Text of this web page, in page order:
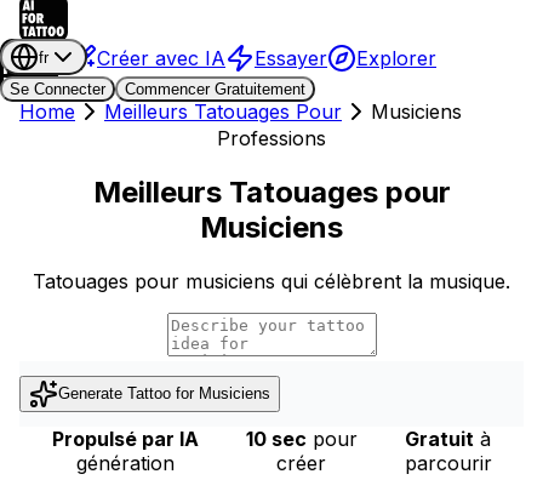
Créer avec IA Essayer Explorer
fr
Se Connecter
Commencer Gratuitement
Home Meilleurs Tatouages Pour
Musiciens
Professions
Meilleurs Tatouages pour
Musiciens
Tatouages pour musiciens qui célèbrent la musique.
Generate Tattoo for Musiciens
Propulsé par IA
génération
10 sec pour
créer
Gratuit à
parcourir